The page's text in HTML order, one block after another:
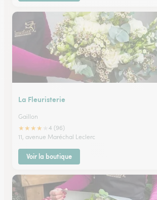
La Fleuristerie
Gaillon
★★★★
4 (96)
11, avenue Maréchal Leclerc
Voir la boutique